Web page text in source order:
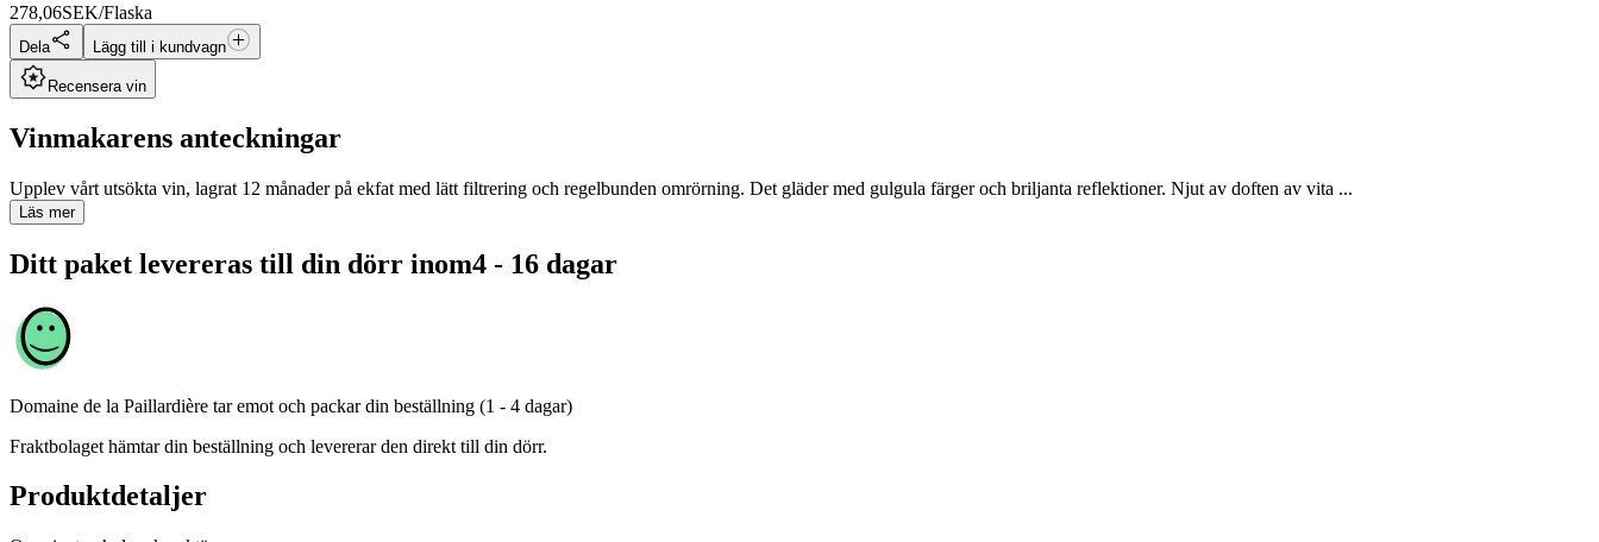
278,06SEK/Flaska
Dela Lägg till i kundvagn
Recensera vin
Vinmakarens anteckningar
Upplev vårt utsökta vin, lagrat 12 månader på ekfat med lätt filtrering och regelbunden omrörning. Det gläder med gulgula färger och briljanta reflektioner. Njut av doften av vita ...
Läs mer
Ditt paket levereras till din dörr inom4 - 16 dagar
Domaine de la Paillardière tar emot och packar din beställning (1 - 4 dagar)
Fraktbolaget hämtar din beställning och levererar den direkt till din dörr.
Produktdetaljer